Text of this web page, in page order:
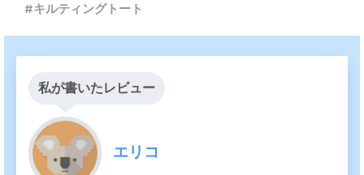
キルティングトート
私が書いたレビュー
エリコ